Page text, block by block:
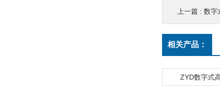
上一篇 : 数字
相关产品：
ZYD数字式